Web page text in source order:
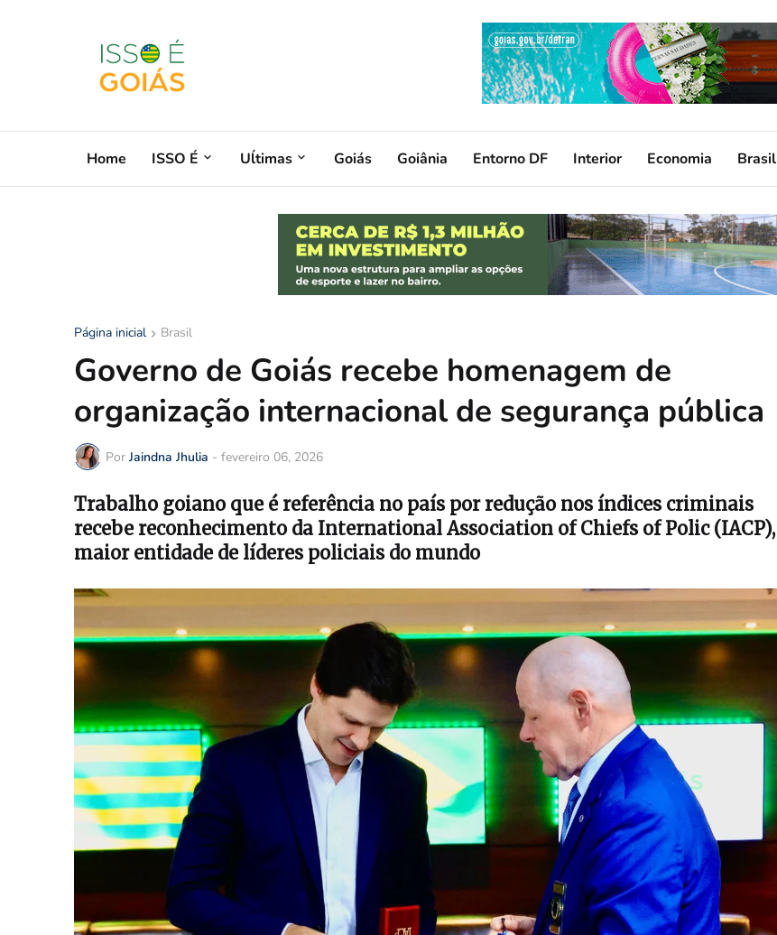
Home ISSO É Uĺtimas Goiás Goiânia Entorno DF Interior Economia Brasil
Página inicial Brasil
Governo de Goiás recebe homenagem de
organização internacional de segurança pública
Por Jaindna Jhulia - fevereiro 06, 2026
Trabalho goiano que é referência no país por redução nos índices criminais
recebe reconhecimento da International Association of Chiefs of Polic (IACP),
maior entidade de líderes policiais do mundo